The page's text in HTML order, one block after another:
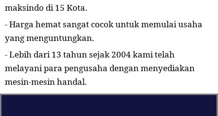
maksindo di 15 Kota.
- Harga hemat sangat cocok untuk memulai usaha
yang menguntungkan.
- Lebih dari 13 tahun sejak 2004 kami telah
melayani para pengusaha dengan menyediakan
mesin-mesin handal.